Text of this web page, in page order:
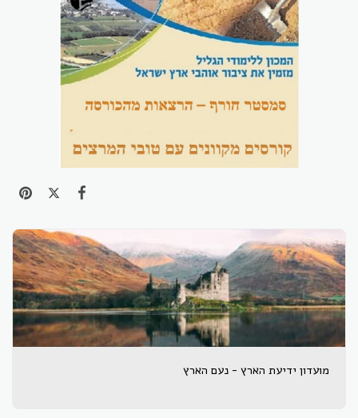
מועדון ידיעת הארץ - נעם הארץ